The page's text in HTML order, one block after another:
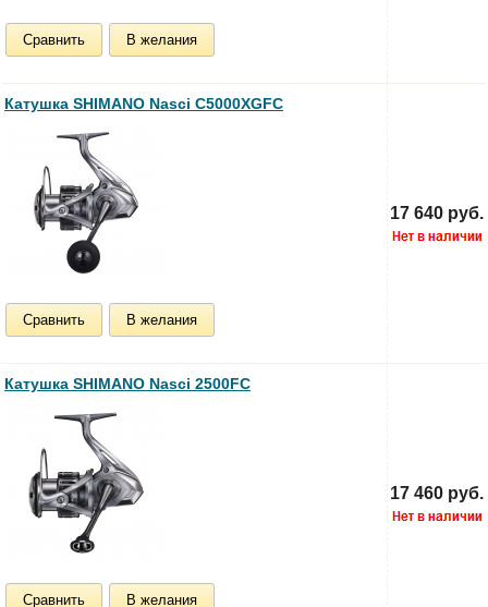
Сравнить В желания
Катушка SHIMANO Nasci C5000XGFC
Сравнить В желания
17 640 руб.
Катушка SHIMANO Nasci 2500FC
Сравнить В желания
17 460 руб.